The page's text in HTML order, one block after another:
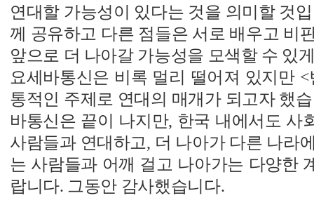
연대할 가능성이 있다는 것을 의미할 것
께 공유하고 다른 점들은 서로 배우고 비
앞으로 더 나아갈 가능성을 모색할 수 있
요세바통신은 비록 멀리 떨어져 있지만
통적인 주제로 연대의 매개가 되고자 했
바통신은 끝이 나지만, 한국 내에서도 사
사람들과 연대하고, 더 나아가 다른 나라
는 사람들과 어깨 걸고 나아가는 다양한
랍니다. 그동안 감사했습니다.